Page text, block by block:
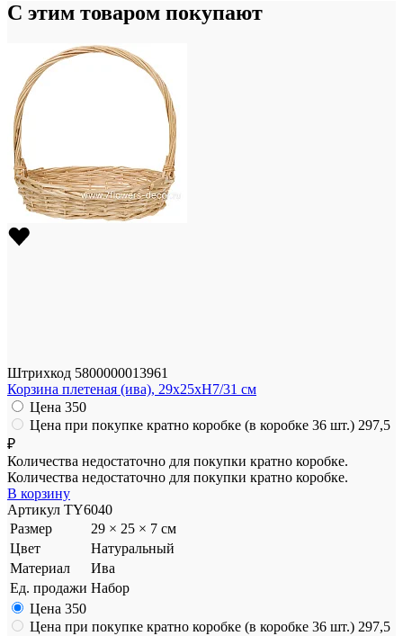
С этим товаром покупают
Штрихкод 5800000013961
Корзина плетеная (ива), 29x25xH7/31 см
Цена 350
Цена при покупке кратно коробке (в коробке 36 шт.) 297,5
₽
Количества недостаточно для покупки кратно коробке.
Количества недостаточно для покупки кратно коробке.
В корзину
Артикул TY6040
Размер
29 × 25 × 7 см
Цвет
Натуральный
Материал
Ива
Ед. продажи Набор
Цена 350
Цена при покупке кратно коробке (в коробке 36 шт.) 297,5